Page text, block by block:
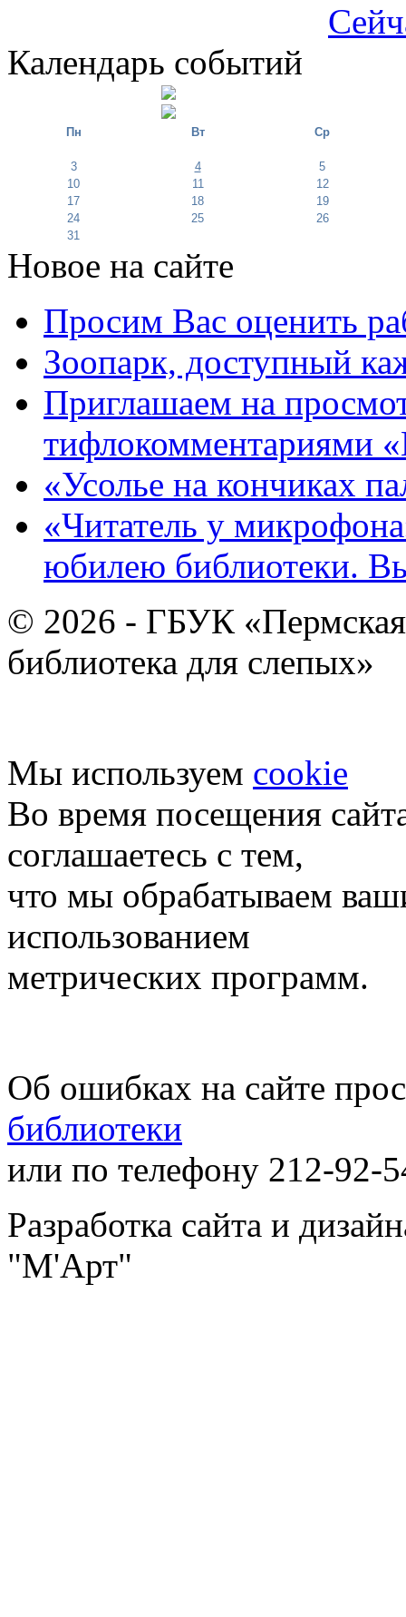
Календарь событий
Пн Вт Ср
3 4
5
10
11
12
17
18
19
24
25
26
31
Новое на сайте
Просим Вас оценить
Зоопарк, доступный
Приглашаем на
тифлокомментариями
«Усолье на кончиках
«Читатель у
юбилею библиотеки.
© 2026 - ГБУК «Пермская
библиотека для слепых»
Мы используем cookie
Во время посещения
соглашаетесь с тем,
что мы обрабатываем
использованием
метрических программ.
Об ошибках на сайте
библиотеки
или по телефону 212-92-
Разработка сайта и
"М'Арт"